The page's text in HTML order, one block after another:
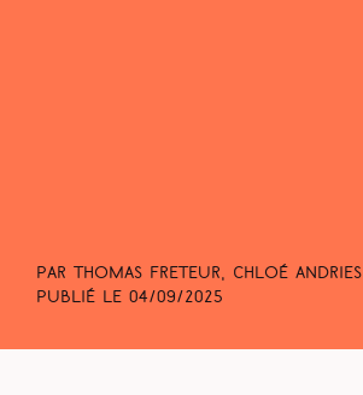
Par Thomas Freteur, Chloé Andries
Publié le 04/09/2025